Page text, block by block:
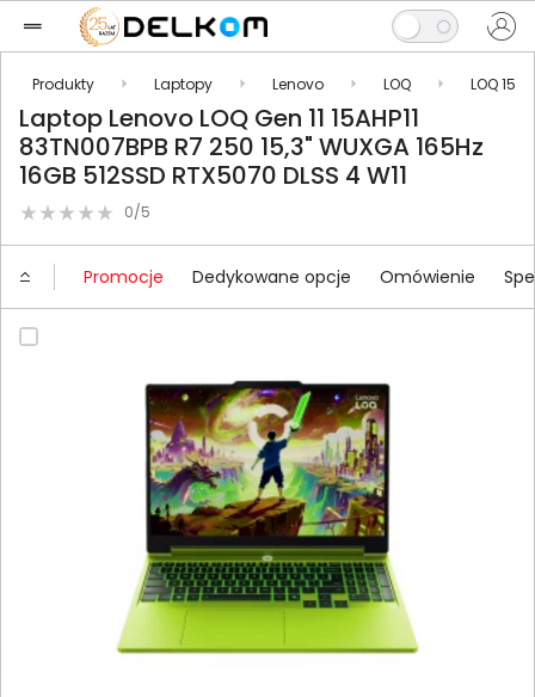
Produkty Laptopy Lenovo LOQ LOQ 15
Laptop Lenovo LOQ Gen 11 15AHP11
83TN007BPB R7 250 15,3" WUXGA 165Hz
16GB 512SSD RTX5070 DLSS 4 W11
0/5
Promocje Dedykowane opcje Omówienie